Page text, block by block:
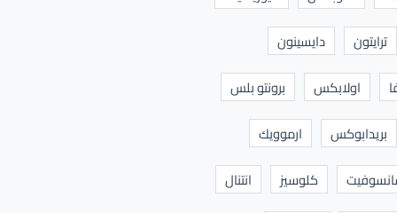
ترايتون
دايسينون
اولابكس
برونتو بلس
بريدابوكس
ارموويك
كلوسيز
انتنال